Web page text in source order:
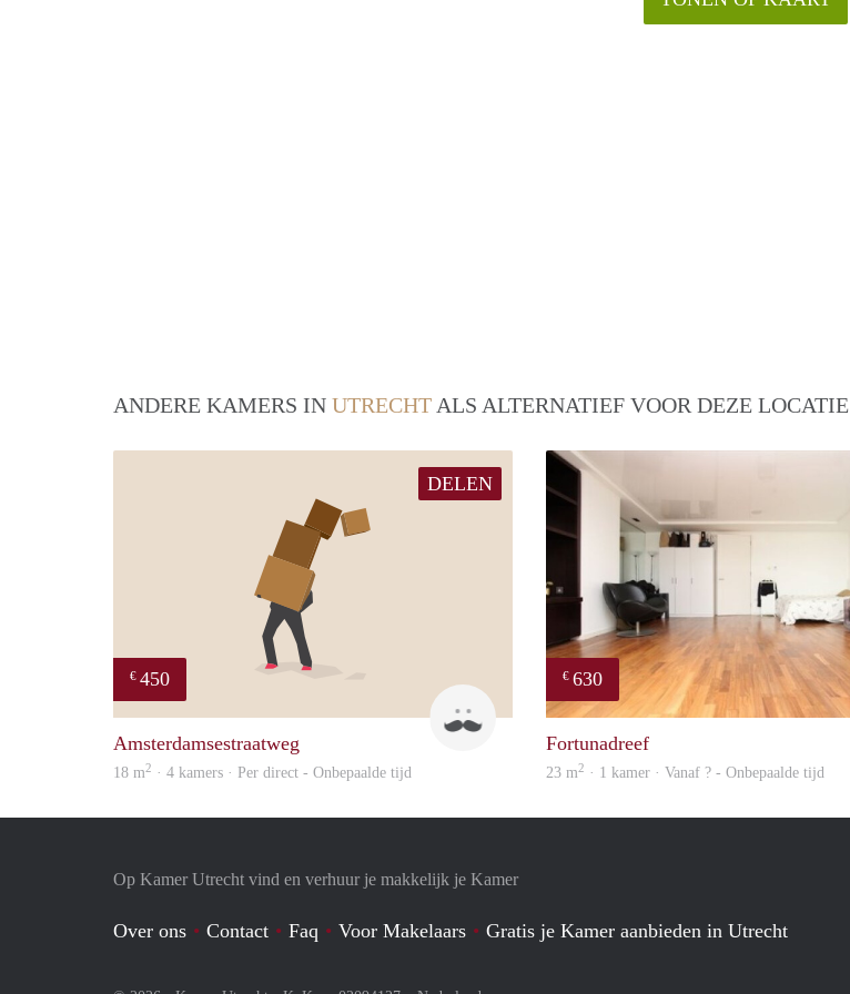
ANDERE KAMERS IN UTRECHT ALS ALTERNATIEF VOOR DEZE LOCATIE
DELEN
€ 450
Amsterdamsestraatweg
18 m2 · 4 kamers · Per direct - Onbepaalde tijd
€ 630
Fortunadreef
23 m2 · 1 kamer · Vanaf ? - Onbepaalde tijd
Op Kamer Utrecht vind en verhuur je makkelijk je Kamer
Over ons Contact Faq Voor Makelaars Gratis je Kamer aanbieden in Utrecht